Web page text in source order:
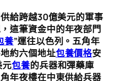
給跨越30億美元的軍事
這筆資金中的年夜部門
養”運往以色列。五角年
約六個地址包養價格安
元包養的兵器和彈藥庫
年夜樓在中東供給兵器